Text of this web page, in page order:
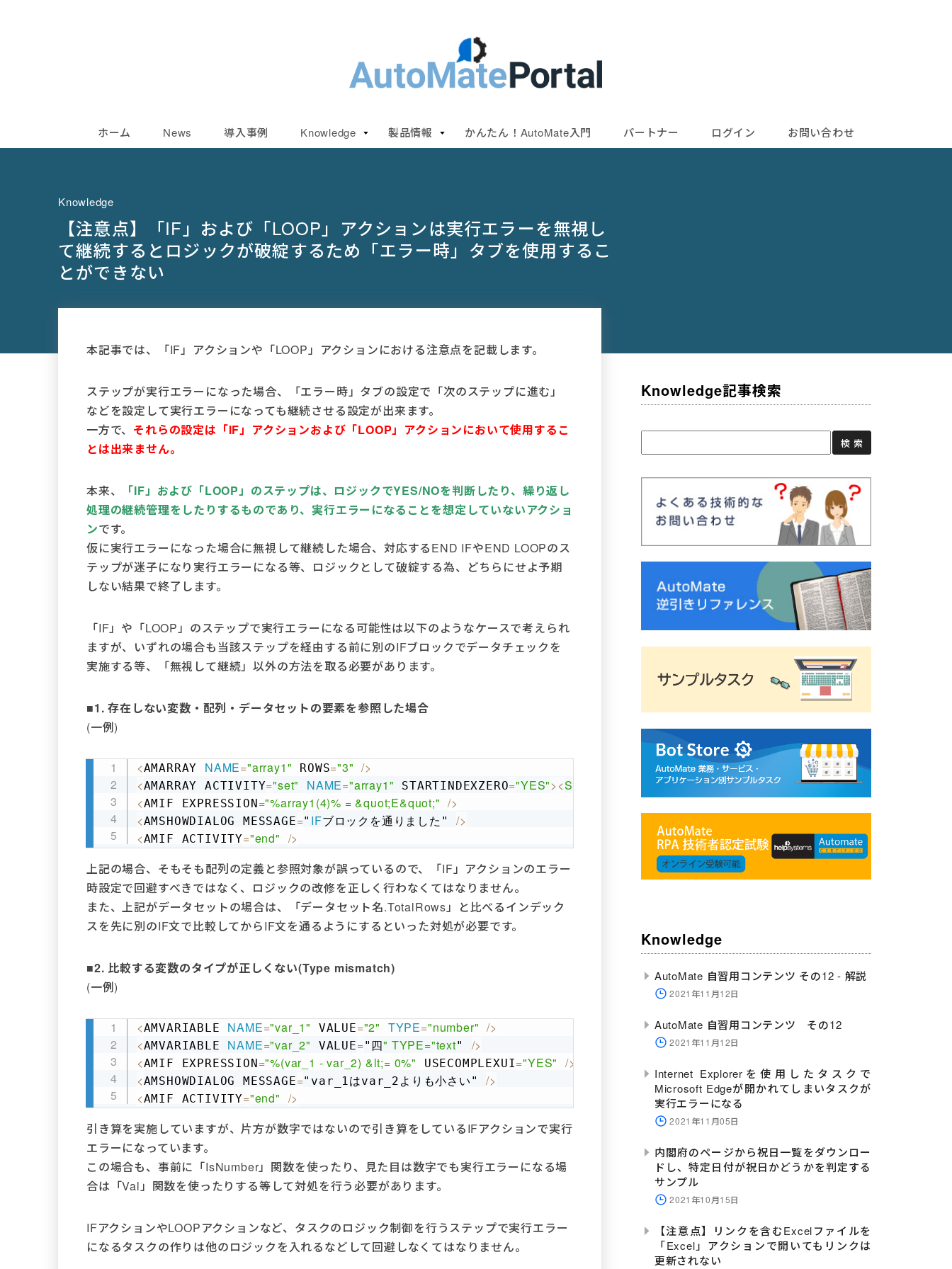
ホーム News 導入事例 Knowledge 製品情報 かんたん！AutoMate入門 パートナー ログイン お問い合わせ
Knowledge
【注意点】「IF」および「LOOP」アクションは実行エラーを無視し
て継続するとロジックが破綻するため「エラー時」タブを使用するこ
とができない
本記事では、「IF」アクションや「LOOP」アクションにおける注意点を記載します。
ステップが実行エラーになった場合、「エラー時」タブの設定で「次のステップに進む」
などを設定して実行エラーになっても継続させる設定が出来ます。
一方で、 それらの設定は「IF」アクションおよび「LOOP」アクションにおいて使用するこ
とは出来ません。
本来、
「IF」および「LOOP」のステップは、ロジックでYES/NOを判断したり、繰り返し
処理の継続管理をしたりするものであり、実行エラーになることを想定していないアクショ
ンです。
仮に実行エラーになった場合に無視して継続した場合、対応するEND IFやEND LOOPのス
テップが迷子になり実行エラーになる等、ロジックとして破綻する為、どちらにせよ予期
しない結果で終了します。
「IF」や「LOOP」のステップで実行エラーになる可能性は以下のようなケースで考えられ
ますが、いずれの場合も当該ステップを経由する前に別のIFブロックでデータチェックを
実施する等、「無視して継続」以外の方法を取る必要があります。
■1. 存在しない変数・配列・データセットの要素を参照した場合
(一例)
<AMARRAY NAME="array1" ROWS="3" />
<AMARRAY ACTIVITY="set" NAME="array1" STARTINDEXZERO="YES"> <SETTER INDEX="0" VALUE="A" /><SETTER INDEX
<AMIF EXPRESSION ="%array1(4)% = &quot;E&quot;" />
<AMSHOWDIALOG MESSAGE=" IFブロックを通りました" />
<AMIF ACTIVITY="end" />
上記の場合、そもそも配列の定義と参照対象が誤っているので、「IF」アクションのエラー
時設定で回避すべきではなく、ロジックの改修を正しく行わなくてはなりません。
また、上記がデータセットの場合は、「データセット名.TotalRows」と比べるインデック
スを先に別のIF文で比較してからIF文を通るようにするといった対処が必要です。
■2. 比較する変数のタイプが正しくない(Type mismatch)
(一例)
<AMVARIABLE NAME="var_1" VALUE="2" TYPE="number" />
<AMVARIABLE NAME="var_2" VALUE="四" TYPE="text" />
<AMIF EXPRESSION ="%(var_1 - var_2) &lt;= 0%" USECOMPLEXUI="YES" />
<AMSHOWDIALOG MESSAGE="var_1はvar_2よりも小さい" />
<AMIF ACTIVITY="end" />
引き算を実施していますが、片方が数字ではないので引き算をしているIFアクションで実行
エラーになっています。
この場合も、事前に「IsNumber」関数を使ったり、見た目は数字でも実行エラーになる場
合は「Val」関数を使ったりする等して対処を行う必要があります。
IFアクションやLOOPアクションなど、タスクのロジック制御を行うステップで実行エラー
になるタスクの作りは他のロジックを入れるなどして回避しなくてはなりません。
Knowledge記事検索
Knowledge
AutoMate 自習用コンテンツ その12 - 解説
2021年11月12日
AutoMate 自習用コンテンツ その12
2021年11月12日
Internet Explorerを使用したタスクで
Microsoft Edgeが開かれてしまいタスクが
実行エラーになる
2021年11月05日
内閣府のページから祝日一覧をダウンロー
ドし、特定日付が祝日かどうかを判定する
サンプル
2021年10月15日
【注意点】リンクを含むExcelファイルを
「Excel」アクションで開いてもリンクは
更新されない